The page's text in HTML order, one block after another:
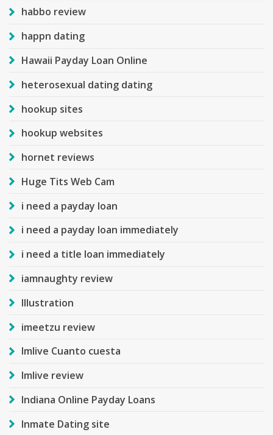
habbo review
happn dating
Hawaii Payday Loan Online
heterosexual dating dating
hookup sites
hookup websites
hornet reviews
Huge Tits Web Cam
i need a payday loan
i need a payday loan immediately
i need a title loan immediately
iamnaughty review
Illustration
imeetzu review
Imlive Cuanto cuesta
Imlive review
Indiana Online Payday Loans
Inmate Dating site